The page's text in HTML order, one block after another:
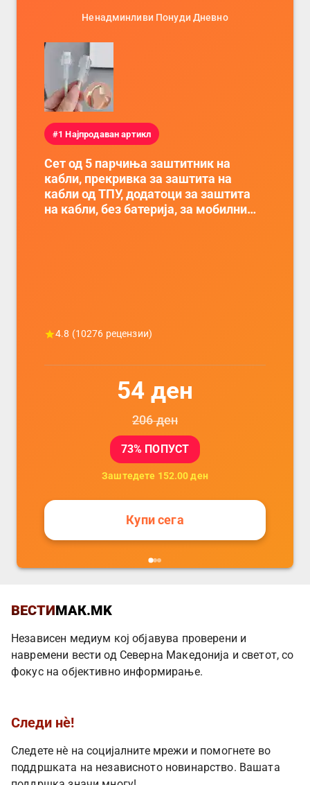
Ненадминливи Понуди Дневно
#1 Најпродаван артикл
Сет од 5 парчиња заштитник на
кабли, прекривка за заштита на
кабли од ТПУ, додатоци за заштита
на кабли, без батерија, за мобилни
4.8 (10276 рецензии)
54 ден
206ден
73% ПОПУСТ
Заштедете 152.00 ден
Купи сега
ВЕСТИМАК.MK
Независен медиум кој објавува проверени и
навремени вести од Северна Македонија и светот, со
фокус на објективно информирање.
Следи нè!
Следете нè на социјалните мрежи и помогнете во
поддршката на независното новинарство. Вашата